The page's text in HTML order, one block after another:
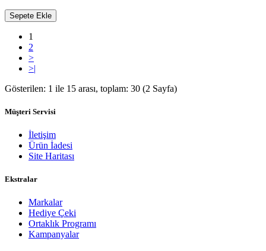
Sepete Ekle
1
2
>
>|
Gösterilen: 1 ile 15 arası, toplam: 30 (2 Sayfa)
Müşteri Servisi
İletişim
Ürün İadesi
Site Haritası
Ekstralar
Markalar
Hediye Çeki
Ortaklık Programı
Kampanyalar